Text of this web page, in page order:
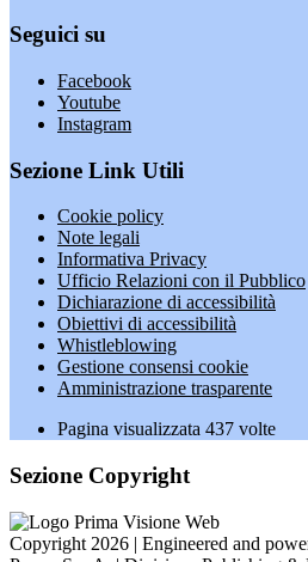
Seguici su
Facebook
Youtube
Instagram
Sezione Link Utili
Cookie policy
Note legali
Informativa Privacy
Ufficio Relazioni con il Pubblico
Dichiarazione di accessibilità
Obiettivi di accessibilità
Whistleblowing
Gestione consensi cookie
Amministrazione trasparente
Pagina visualizzata 437 volte
Sezione Copyright
Copyright 2026 | Engineered and